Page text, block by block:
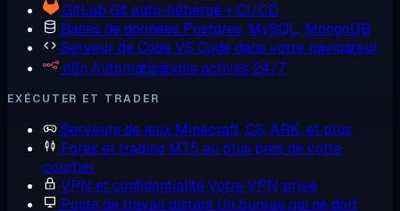
GitLab Git auto-hébergé + CI/CD
Bases de données Postgres, MySQL, MongoDB
Serveur de CodeVS Code dans votre navigateur
n8n Automatisations actives 24/7
EXÉCUTER ET TRADER
Serveurs de jeux Minecraft, CS, ARK, et plus
Forex et trading MT5 au plus près de votre
courtier
VPN et confidentialitéVotre VPN privé
Poste de travail distant Un bureau qui ne dort